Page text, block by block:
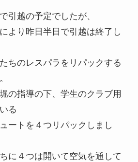
引越の予定でしたが、
より昨日半日で引越は終了し
ちのレスパラをリパックする
の指導の下、学生のクラブ用
る
ートを４つリパックしまし
に４つは開いて空気を通して